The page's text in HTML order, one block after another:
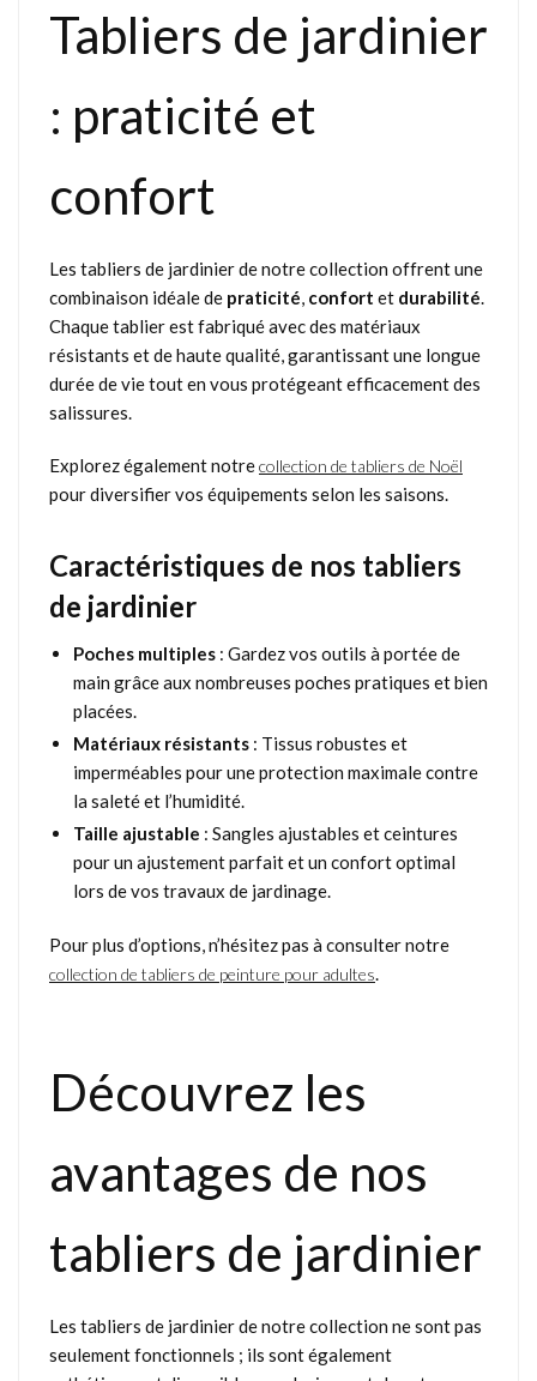
Tabliers de jardinier
: praticité et
confort
Les tabliers de jardinier de notre collection offrent une
combinaison idéale de praticité, confort et durabilité.
Chaque tablier est fabriqué avec des matériaux
résistants et de haute qualité, garantissant une longue
durée de vie tout en vous protégeant efficacement des
salissures.
Explorez également notrecollection de tabliers de Noël
pour diversifier vos équipements selon les saisons.
Caractéristiques de nos tabliers
de jardinier
Poches multiples : Gardez vos outils à portée de
main grâce aux nombreuses poches pratiques et bien
placées.
Matériaux résistants : Tissus robustes et
imperméables pour une protection maximale contre
la saleté et l’humidité.
Taille ajustable : Sangles ajustables et ceintures
pour un ajustement parfait et un confort optimal
lors de vos travaux de jardinage.
Pour plus d’options, n’hésitez pas à consulter notre
collection de tabliers de peinture pour adultes.
Découvrez les
avantages de nos
tabliers de jardinier
Les tabliers de jardinier de notre collection ne sont pas
seulement fonctionnels ; ils sont également